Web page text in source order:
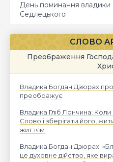
День поминання владики
Седлецького
СЛОВО
Преображення
Владика Богдан Дзюрах
преображує
Владика Гліб Лончина:
Слово і зберігати його,
життям
Владика Богдан Дзюрах:
це духовне дійство, яке